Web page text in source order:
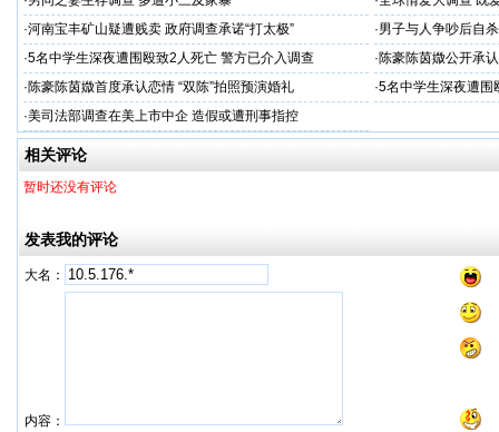
·河南宝丰矿山疑遭贱卖 政府调查承诺“打太极” ·男子与人争吵后自
·5名中学生深夜遭围殴致2人死亡 警方已介入调查 ·陈豪陈茵媺公开承
·陈豪陈茵媺首度承认恋情 “双陈”拍照预演婚礼 ·5名中学生深夜遭围
·美司法部调查在美上市中企 造假或遭刑事指控
相关评论
暂时还没有评论
发表我的评论
大名：
内容：